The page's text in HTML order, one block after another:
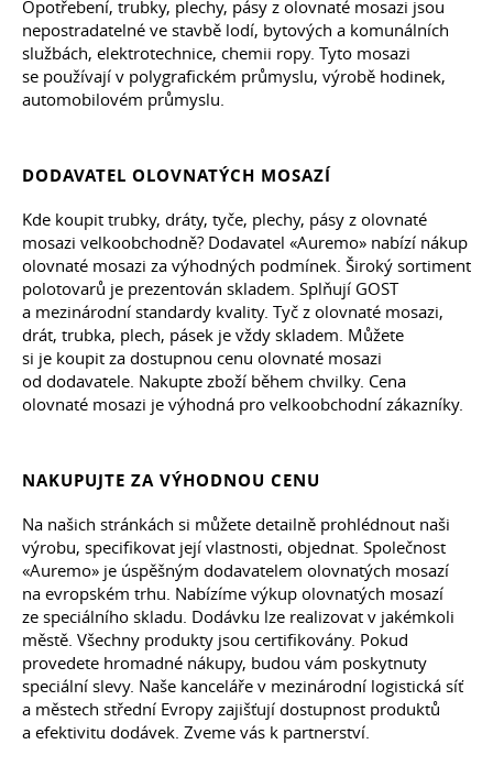
Opotřebení, trubky, plechy, pásy z olovnaté mosazi jsou
nepostradatelné ve stavbě lodí, bytových a komunálních
službách, elektrotechnice, chemii ropy. Tyto mosazi
se používají v polygrafickém průmyslu, výrobě hodinek,
automobilovém průmyslu.
DODAVATEL OLOVNATÝCH MOSAZÍ
Kde koupit trubky, dráty, tyče, plechy, pásy z olovnaté
mosazi velkoobchodně? Dodavatel «Auremo» nabízí nákup
olovnaté mosazi za výhodných podmínek. Široký sortiment
polotovarů je prezentován skladem. Splňují GOST
a mezinárodní standardy kvality. Tyč z olovnaté mosazi,
drát, trubka, plech, pásek je vždy skladem. Můžete
si je koupit za dostupnou cenu olovnaté mosazi
od dodavatele. Nakupte zboží během chvilky. Cena
olovnaté mosazi je výhodná pro velkoobchodní zákazníky.
NAKUPUJTE ZA VÝHODNOU CENU
Na našich stránkách si můžete detailně prohlédnout naši
výrobu, specifikovat její vlastnosti, objednat. Společnost
«Auremo» je úspěšným dodavatelem olovnatých mosazí
na evropském trhu. Nabízíme výkup olovnatých mosazí
ze speciálního skladu. Dodávku lze realizovat v jakémkoli
městě. Všechny produkty jsou certifikovány. Pokud
provedete hromadné nákupy, budou vám poskytnuty
speciální slevy. Naše kanceláře v mezinárodní logistická síť
a městech střední Evropy zajišťují dostupnost produktů
a efektivitu dodávek. Zveme vás k partnerství.